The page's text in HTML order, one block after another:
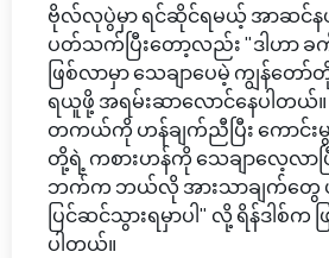
ဗိုလ်လုပွဲမှာ ရင်ဆိုင်ရမယ့် အာဆင်
ပတ်သက်ပြီးတော့လည်း "ဒါဟာ
ဖြစ်လာမှာ သေချာပေမဲ့ ကျွန်တ
ရယူဖို့ အရမ်းဆာလောင်နေပါတ
တကယ်ကို ဟန်ချက်ညီပြီး ကောင်း
တို့ရဲ့ ကစားဟန်ကို သေချာလေ့လာပ
ဘက်က ဘယ်လို အားသာချက်တွေ
ပြင်ဆင်သွားရမှာပါ" လို့ ရိန်ဒါစ်က
ပါတယ်။